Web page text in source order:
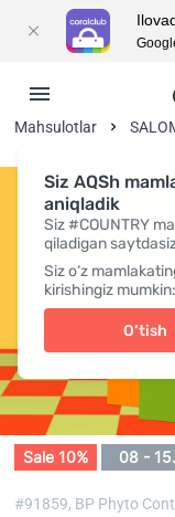
Siz AQSh
aniqladik
Siz #COUNTRY
qiladigan
Siz o‘z
kirishingiz mumkin:
O‘tish
Mahsulotlar
Sale 10% 08 -
#91859, BP Phyto